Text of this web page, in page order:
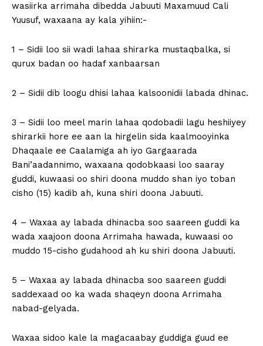
wasiirka arrimaha dibedda Jabuuti Maxamuud Cali
Yuusuf, waxaana ay kala yihiin:-
1 – Sidii loo sii wadi lahaa shirarka mustaqbalka, si
qurux badan oo hadaf xanbaarsan
2 – Sidii dib loogu dhisi lahaa kalsoonidii labada dhinac.
3 – Sidii loo meel marin lahaa qodobadii lagu heshiiyey
shirarkii hore ee aan la hirgelin sida kaalmooyinka
Dhaqaale ee Caalamiga ah iyo Gargaarada
Bani’aadannimo, waxaana qodobkaasi loo saaray
guddi, kuwaasi oo shiri doona muddo shan iyo toban
cisho (15) kadib ah, kuna shiri doona Jabuuti.
4 – Waxaa ay labada dhinacba soo saareen guddi ka
wada xaajoon doona Arrimaha hawada, kuwaasi oo
muddo 15-cisho gudahood ah ku shiri doona Jabuuti.
5 – Waxaa ay labada dhinacba soo saareen guddi
saddexaad oo ka wada shaqeyn doona Arrimaha
nabad-gelyada.
Waxaa sidoo kale la magacaabay guddiga guud ee